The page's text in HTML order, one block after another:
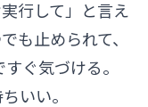
行して」と言え
も止められて、
ぐ気づける。
いい。